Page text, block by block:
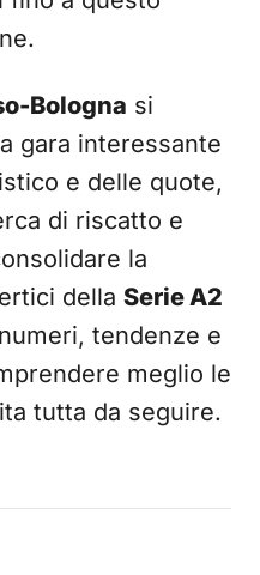
Bologna si
gara interessante
e delle quote,
di riscatto e
la
della Serie A2
tendenze e
meglio le
tutta da seguire.